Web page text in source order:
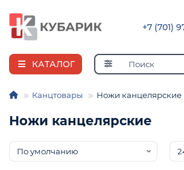
+7 (701)
КАТАЛОГ
Канцтовары Ножи канцелярские
Ножи канцелярские